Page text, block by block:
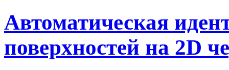
Автоматическая
поверхностей на 2D